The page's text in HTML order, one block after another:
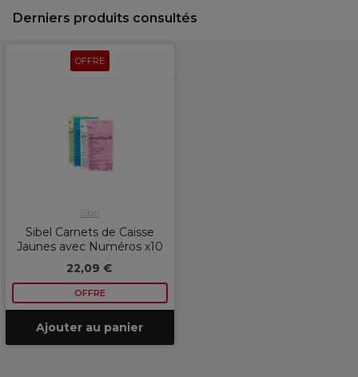
Derniers produits consultés
OFFRE
Sibel
Sibel Carnets de Caisse
Jaunes avec Numéros x10
22,09 €
OFFRE
Ajouter au panier